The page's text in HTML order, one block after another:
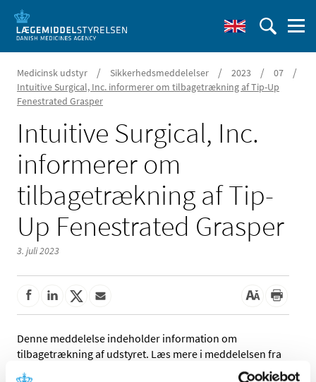
Medicinsk udstyr / Sikkerhedsmeddelelser / 2023 / 07 /
Intuitive Surgical, Inc. informerer om tilbagetrækning af Tip-Up
Fenestrated Grasper
Intuitive Surgical, Inc.
informerer om
tilbagetrækning af Tip-
Up Fenestrated Grasper
3. juli 2023
Denne meddelelse indeholder information om
tilbagetrækning af udstyret. Læs mere i meddelelsen fra
fabrikanten.